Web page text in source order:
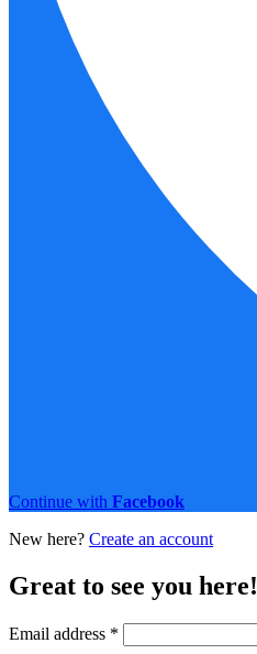
Continue with Facebook
New here? Create an account
Great to see you here!
Email address *